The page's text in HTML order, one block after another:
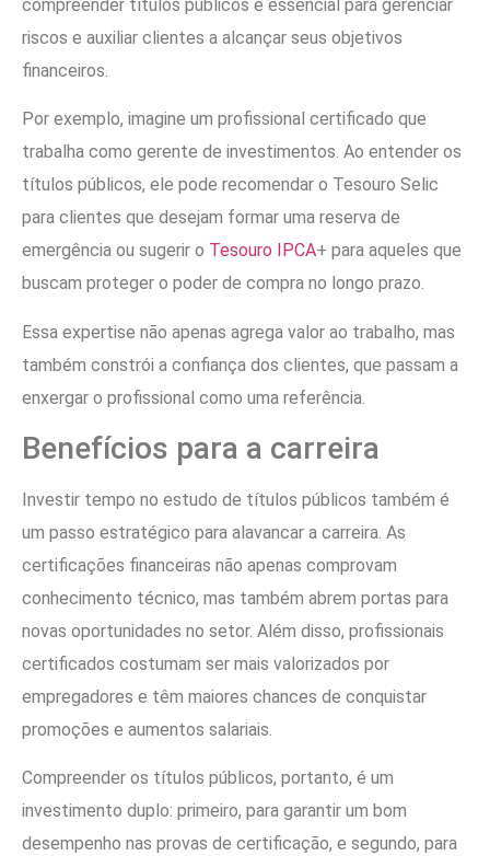
compreender títulos públicos é essencial para gerenciar
riscos e auxiliar clientes a alcançar seus objetivos
financeiros.
Por exemplo, imagine um profissional certificado que
trabalha como gerente de investimentos. Ao entender os
títulos públicos, ele pode recomendar o Tesouro Selic
para clientes que desejam formar uma reserva de
emergência ou sugerir o Tesouro IPCA+ para aqueles que
buscam proteger o poder de compra no longo prazo.
Essa expertise não apenas agrega valor ao trabalho, mas
também constrói a confiança dos clientes, que passam a
enxergar o profissional como uma referência.
Benefícios para a carreira
Investir tempo no estudo de títulos públicos também é
um passo estratégico para alavancar a carreira. As
certificações financeiras não apenas comprovam
conhecimento técnico, mas também abrem portas para
novas oportunidades no setor. Além disso, profissionais
certificados costumam ser mais valorizados por
empregadores e têm maiores chances de conquistar
promoções e aumentos salariais.
Compreender os títulos públicos, portanto, é um
investimento duplo: primeiro, para garantir um bom
desempenho nas provas de certificação, e segundo, para